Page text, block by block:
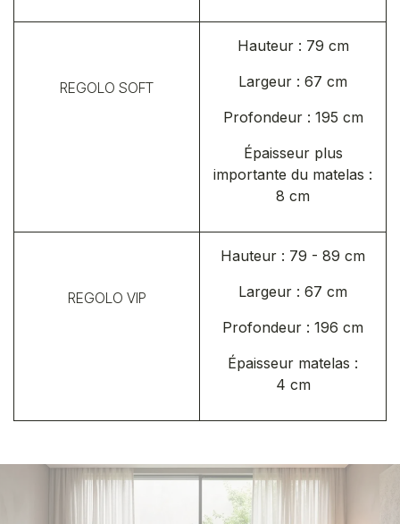
REGOLO SOFT
Hauteur : 79 cm
Largeur : 67 cm
Profondeur : 195 cm
Épaisseur plus
importante du matelas :
8 cm
REGOLO VIP
Hauteur : 79 - 89 cm
Largeur : 67 cm
Profondeur : 196 cm
Épaisseur matelas :
4 cm